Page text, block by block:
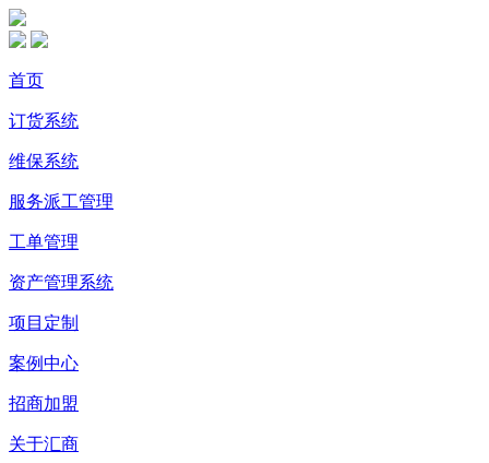
首页
订货系统
维保系统
服务派工管理
工单管理
资产管理系统
项目定制
案例中心
招商加盟
关于汇商